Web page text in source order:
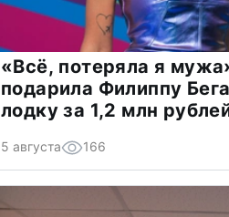
«Всё, потеряла я
подарила Филиппу
лодку за 1,2 млн
5 августа 166